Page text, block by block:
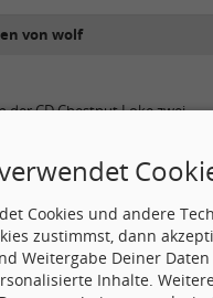
von wolf
der CD Chestnut Loke zwei
Unreleased Material
Cookies und andere
zustimmst, dann
Weitergabe Deiner
Inhalte.